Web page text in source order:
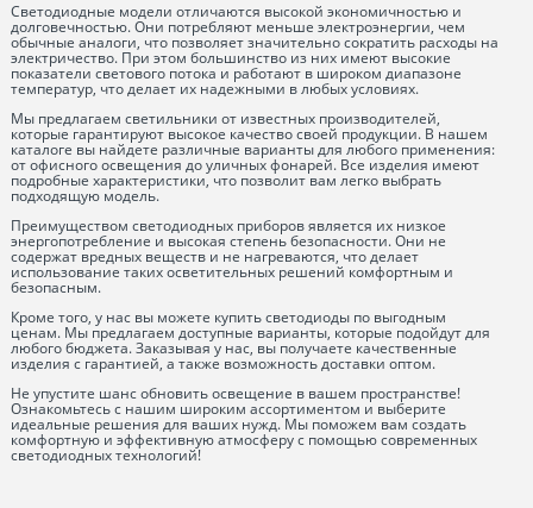
Светодиодные модели отличаются высокой экономичностью и
долговечностью. Они потребляют меньше электроэнергии, чем
обычные аналоги, что позволяет значительно сократить расходы на
электричество. При этом большинство из них имеют высокие
показатели светового потока и работают в широком диапазоне
температур, что делает их надежными в любых условиях.
Мы предлагаем светильники от известных производителей,
которые гарантируют высокое качество своей продукции. В нашем
каталоге вы найдете различные варианты для любого применения:
от офисного освещения до уличных фонарей. Все изделия имеют
подробные характеристики, что позволит вам легко выбрать
подходящую модель.
Преимуществом светодиодных приборов является их низкое
энергопотребление и высокая степень безопасности. Они не
содержат вредных веществ и не нагреваются, что делает
использование таких осветительных решений комфортным и
безопасным.
Кроме того, у нас вы можете купить светодиоды по выгодным
ценам. Мы предлагаем доступные варианты, которые подойдут для
любого бюджета. Заказывая у нас, вы получаете качественные
изделия с гарантией, а также возможность доставки оптом.
Не упустите шанс обновить освещение в вашем пространстве!
Ознакомьтесь с нашим широким ассортиментом и выберите
идеальные решения для ваших нужд. Мы поможем вам создать
комфортную и эффективную атмосферу с помощью современных
светодиодных технологий!